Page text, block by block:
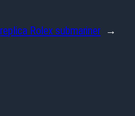
replica Rolex submariner →